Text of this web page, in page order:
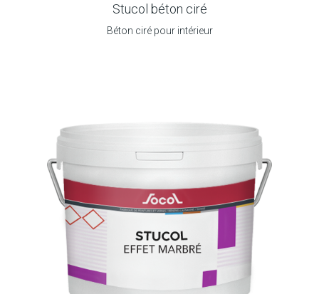
Stucol béton ciré
Béton ciré pour intérieur